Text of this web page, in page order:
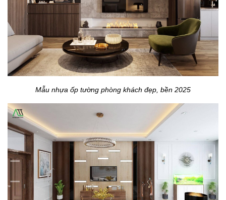
Mẫu nhựa ốp tường phòng khách đẹp, bền 2025